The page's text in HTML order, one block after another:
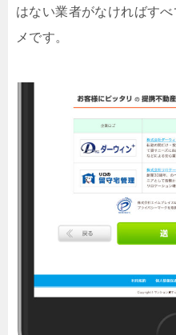
はない業者がなければす
メです。